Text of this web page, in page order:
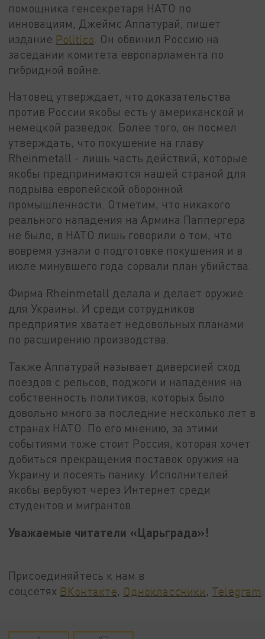
помощника генсекретаря НАТО по
инновациям, Джеймс Аппатурай, пишет
издание Politico . Он обвинил Россию на
заседании комитета европарламента по
гибридной войне.
Натовец утверждает, что доказательства
против России якобы есть у американской и
немецкой разведок. Более того, он посмел
утверждать, что покушение на главу
Rheinmetall - лишь часть действий, которые
якобы предпринимаются нашей страной для
подрыва европейской оборонной
промышленности. Отметим, что никакого
реального нападения на Армина Паппергера
не было, в НАТО лишь говорили о том, что
вовремя узнали о подготовке покушения и в
июле минувшего года сорвали план убийства.
Фирма Rheinmetall делала и делает оружие
для Украины. И среди сотрудников
предприятия хватает недовольных планами
по расширению производства.
Также Аппатурай называет диверсией сход
поездов с рельсов, поджоги и нападения на
собственность политиков, которых было
довольно много за последние несколько лет в
странах НАТО. По его мнению, за этими
событиями тоже стоит Россия, которая хочет
добиться прекращения поставок оружия на
Украину и посеять панику. Исполнителей
якобы вербуют через Интернет среди
студентов и мигрантов.
Уважаемые читатели «Царьграда»!
Присоединяйтесь к нам в
соцсетях ВКонтакте, Одноклассники, Telegram